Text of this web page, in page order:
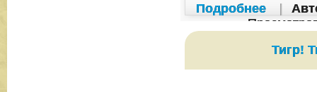
Подробнее |
Тигр!